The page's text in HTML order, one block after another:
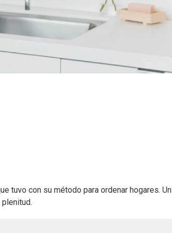
tuvo con su método para ordenar hogares. Un